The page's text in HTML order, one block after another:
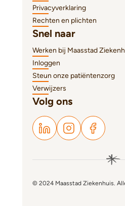
Privacyverklaring
Rechten en plichten
Snel naar
Werken bij Maasstad
Inloggen
Steun onze patiëntenzorg
Verwijzers
Volg ons
© 2024 Maasstad Ziekenhuis.